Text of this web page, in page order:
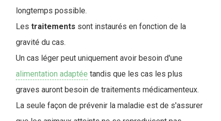
longtemps possible.
Les traitements sont instaurés en fonction de la
gravité du cas.
Un cas léger peut uniquement avoir besoin d'une
alimentation adaptée tandis que les cas les plus
graves auront besoin de traitements médicamenteux.
La seule façon de prévenir la maladie est de s'assurer